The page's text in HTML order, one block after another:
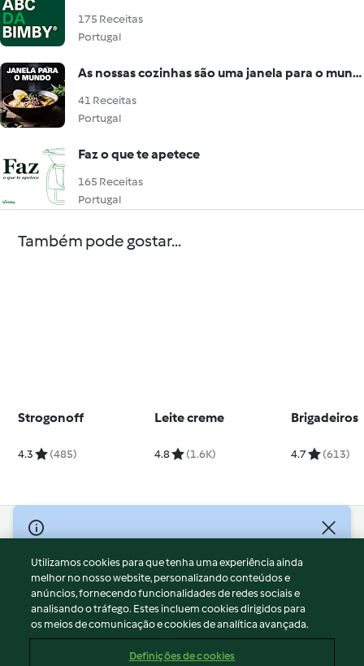
175 Receitas
Portugal
As nossas cozinhas são uma janela para o mundo
41 Receitas
Portugal
Faz o que te apetece
165 Receitas
Portugal
Também pode gostar...
Strogonoff
4.3 (485)
Leite creme
4.8 (1.6K)
Brigadeiros
4.7 (613)
© Copyright 2026
Termos de Utilização
Aviso sobre Proteção de Dados
Aviso
Apoio legal
Utilizamos cookies para que tenha uma experiência ainda
melhor no nosso website, personalizando conteúdos e
anúncios, fornecendo funcionalidades de redes sociais e
analisando o tráfego. Estes incluem cookies dirigidos para
os meios de comunicação e cookies de analítica avançada.
Definições de cookies